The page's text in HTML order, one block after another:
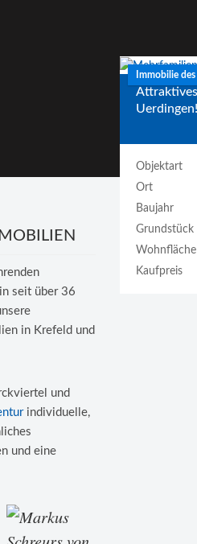
seit über 36
in Krefeld und
und
individuelle,
und eine
Immobilie
Uerdingen!
Objektart
Ort
Baujahr
Grundstück
Wohnfläche
Kaufpreis